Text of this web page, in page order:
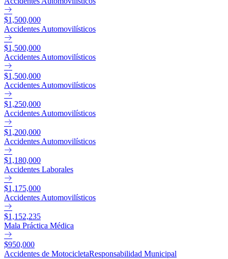
$1,500,000
Accidentes Automovilísticos
$1,500,000
Accidentes Automovilísticos
$1,500,000
Accidentes Automovilísticos
$1,250,000
Accidentes Automovilísticos
$1,200,000
Accidentes Automovilísticos
$1,180,000
Accidentes Laborales
$1,175,000
Accidentes Automovilísticos
$1,152,235
Mala Práctica Médica
$950,000
Accidentes de MotocicletaResponsabilidad Municipal